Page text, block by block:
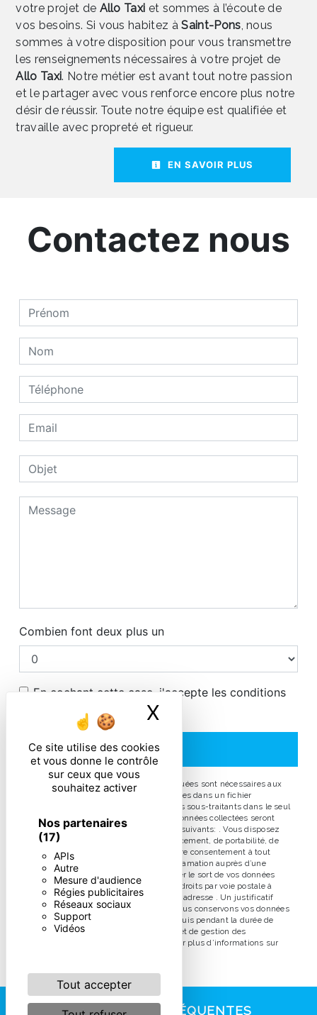
Ce site utilise des cookies
et vous donne le contrôle
sur ceux que vous
souhaitez activer
Nos partenaires
(17)
APIs
Autre
Mesure d'audience
Régies publicitaires
Réseaux sociaux
Support
Vidéos
Tout accepter
X
votre projet de Allo Taxi et sommes à l’écoute de
vos besoins. Si vous habitez àSaint-Pons , nous
sommes à votre disposition pour vous transmettre
les renseignements nécessaires à votre projet de
Allo Taxi. Notre métier est avant tout notre passion
et le partager avec vous renforce encore plus notre
désir de réussir. Toute notre équipe est qualifiée et
travaille avec propreté et rigueur.
EN SAVOIR PLUS
Contactez nous
Combien font deux plus un
En cochant cette case, j'accepte les conditions
particulières ci-dessous **
ENVOYER
** Les données personnelles communiquées sont nécessaires aux
fins de vous contacter et sont enregistrées dans un fichier
informatisé. Elles sont destinées à et ses sous-traitants dans le seul
but de répondre à votre message. Les données collectées seront
communiquées aux seuls destinataires suivants: . Vous disposez
de droits d’accès, de rectification, d’effacement, de portabilité, de
limitation, d’opposition, de retrait de votre consentement à tout
moment et du droit d’introduire une réclamation auprès d’une
autorité de contrôle, ainsi que d’organiser le sort de vos données
post-mortem. Vous pouvez exercer ces droits par voie postale à
l'adresse ou par courrier électronique à l'adresse . Un justificatif
d'identité pourra vous être demandé. Nous conservons vos données
pendant la période de prise de contact puis pendant la durée de
prescription légale aux fins probatoires et de gestion des
contentieux. Consultez le site cnil.fr pour plus d’informations sur
RECHERCHES FRÉQUENTES